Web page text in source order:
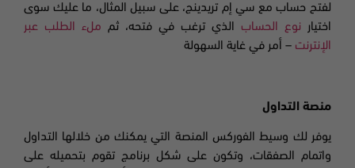
لفتح حساب مع سي إم تريدينج، على سبيل المثال، ما عليك سوى
اختيار نوع الحساب الذي ترغب في فتحه، ثم ملء الطلب عبر
الإنترنت – أمر في غاية السهولة
منصة التداول
يوفر لك وسيط الفوركس المنصة التي يمكنك من خلالها التداول
واتمام الصفقات، وتكون على شكل برنامج تقوم بتحميله على